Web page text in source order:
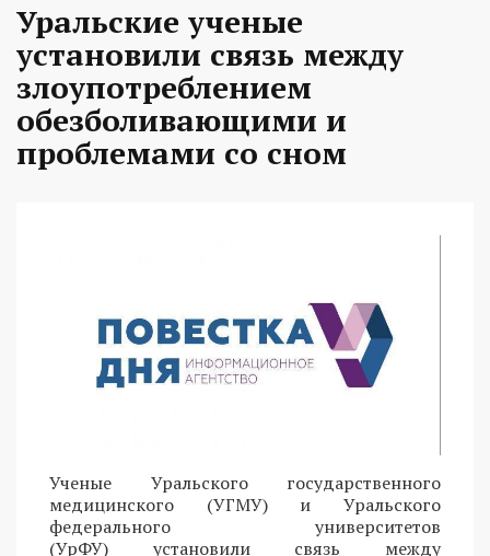
Уральские ученые
установили связь между
злоупотреблением
обезболивающими и
проблемами со сном
Ученые Уральского государственного
медицинского (УГМУ) и Уральского
федерального университетов
(УрФУ) установили связь между